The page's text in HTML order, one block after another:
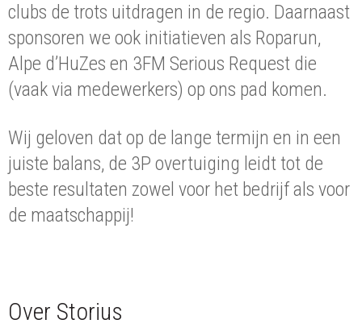
clubs de trots uitdragen in de regio. Daarnaast
sponsoren we ook initiatieven als Roparun,
Alpe d’HuZes en 3FM Serious Request die
(vaak via medewerkers) op ons pad komen.
Wij geloven dat op de lange termijn en in een
juiste balans, de 3P overtuiging leidt tot de
beste resultaten zowel voor het bedrijf als voor
de maatschappij!
Over Storius